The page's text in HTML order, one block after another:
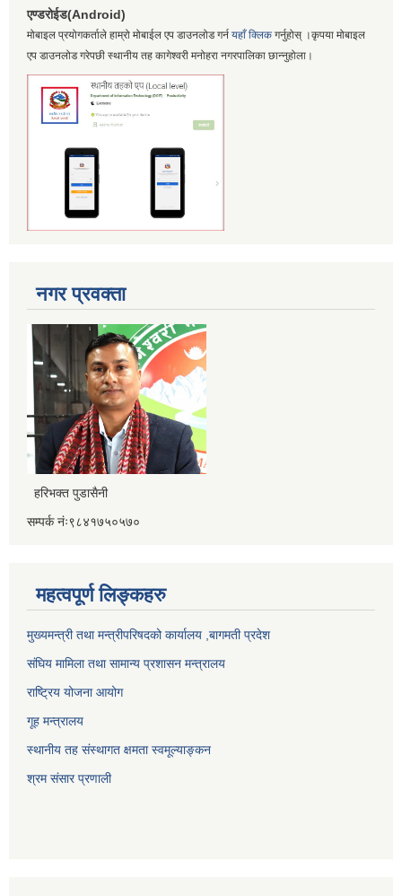
एण्डरोईड(Android)
मोबाइल प्रयोगकर्ताले हाम्रो मोबाईल एप डाउनलोड गर्न यहाँ क्लिक गर्नुहोस् ।कृपया मोबाइल
एप डाउनलोड गरेपछी स्थानीय तह कागेश्वरी मनोहरा नगरपालिका छान्नुहोला।
नगर प्रवक्ता
हरिभक्त पुडासैनी
सम्पर्क नंः९८४१७५०५७०
महत्वपूर्ण लिङ्कहरु
मुख्यमन्त्री तथा मन्त्रीपरिषदको कार्यालय ,बागमती प्रदेश
संघिय मामिला तथा सामान्य प्रशासन मन्त्रालय
राष्ट्रिय योजना आयोग
गूह मन्त्रालय
स्थानीय तह संस्थागत क्षमता स्वमूल्याङ्कन
श्रम संसार प्रणाली